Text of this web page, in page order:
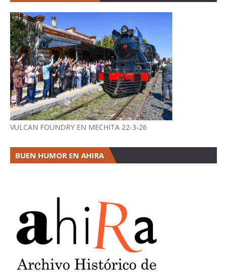
VULCAN FOUNDRY EN MECHITA 22-3-26
BUEN HUMOR EN AHIRA